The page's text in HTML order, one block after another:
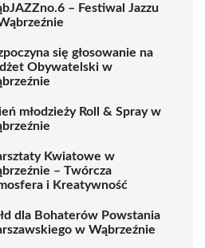
– Festiwal Jazzu
się głosowanie na
Obywatelski w
młodzieży Roll & Spray w
Kwiatowe w
– Twórcza
i Kreatywność
dla Bohaterów Powstania
w Wąbrzeźnie